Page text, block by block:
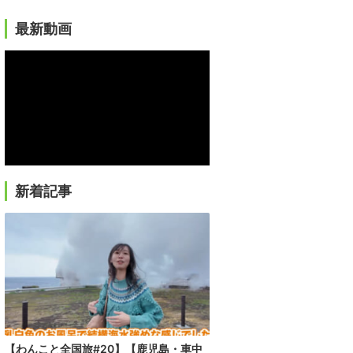
最新動画
新着記事
【わんこと全国旅#20】【鹿児島・車中